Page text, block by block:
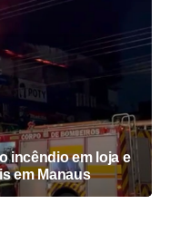
incêndio em loja e
em Manaus